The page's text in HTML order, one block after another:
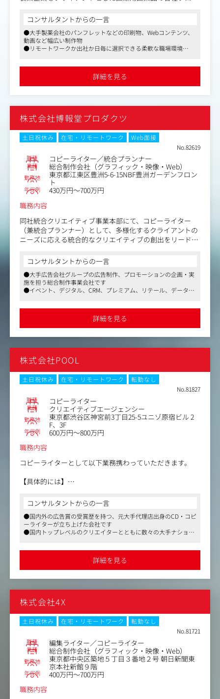
いたします。
【主な内容】
・基本資材の制作（総合製品情報概要、インタビューフォ
ーム、適正使用ガイドなど）
ebコンテンツ、動画など）の企画・制作
・患者向け疾患啓発資材（小冊子、webコンテンツ、動画
・インタビュー記事の企画・制作
コンサルタントからの一言
●大手製薬会社のパンフレットなどの印刷物、Webコンテンツ、
動画など幅広い制作物
●リモートワークか出社か日毎に選択できる柔軟な職場環境
詳細を見る
株式会社博報堂プロダクツ
土日祝休み 在宅・リモートワーク
Web面接
No.82619
職種 コピーライター／統合プランナー
業種 総合制作会社（グラフィック・映像・Web）
勤務地
東京都江東区豊洲5-6-15NBF豊洲ガーデンフロン
ト
年収例
430万円～700万円
職務内容
同社統合クリエイティブ事業本部にて、コピーライター
（兼統合プランナー）として、多様化するクライアントの
ニーズに応える統合的なクリエイティブの創出をリードし
ご経験に応じて付与業務は変動しますが、広告・プロモー
ション領域におけるコンセプトワークから、企画立案、コ
ピーライティング、統合的な施策展開までをお任せいたし
ます。
多様な専門性を持つ社内外のメンバーや複数のステークホ
リエイティブに挑戦し、同社の事業強化とクリエイティブ
体制の拡充に貢献していただきます。
と協業しクライアント開拓（独自クライアントも含む）
・統合的な視点からコミュニケーション戦略の立案と実行
・プロモーション領域におけるクリエイティブコンセプト
・社内外の多様なステークホルダーとの連携
コンサルタントからの一言
●大手広告会社グループの広告制作、プロモーションの企画・実
施を担う総合制作事業会社です
●イベント、デジタル、CRM、プレミアム、リテール、データビ
●マスメディアンからの採用実績多数。面接対策情報など充実し
たサポート体制を確立しています
詳細を見る
株式会社POOL
土日祝休み 在宅・リモートワーク
転勤なし
No.81827
職種 コピーライター
業種 クリエイティブエージェンシー
勤務地
東京都渋谷区神宮前3丁目25-5ユニゾ原宿ビル 2
F、3F
年収例
600万円～800万円
職務内容
コピーライターとして以下業務携わっていただきます。
【具体的には】
略策定、コピーライティング
・都市開発や商品開発など新領域の戦略ストーリーの構
築、コピーライティング
コンサルタントからの一言
●国内外の広告賞の受賞歴を持つ、元大手代理店出身のCD・コピ
ーライターが立ち上げた会社です
●国内トップレベルのクリエイターとともに数々の大手ナショナ
●クライアントとのコミュニケーションのなかで課題を抽出し、
戦略を立て、提案を行なっていきます
●媒体や領域にとらわれない多様な手法や技術を組み合わせたお
仕事がしたい方には特におすすめです
詳細を見る
株式会社4X
土日祝休み 在宅・リモートワーク
転勤なし
No.81721
職種 編集ライター／コピーライター
業種 総合制作会社（グラフィック・映像・Web）
勤務地
東京都中央区築地５丁目３番地２号 朝日新聞東
京本社新館９階
年収例
400万円～700万円
職務内容